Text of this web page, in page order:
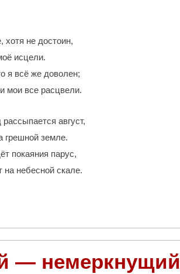
не достоин,
исцели.
я всё же доволен;
мои все расцвели.
август,
грешной земле.
покаяния парус,
на небесной скале.
— немеркнущий